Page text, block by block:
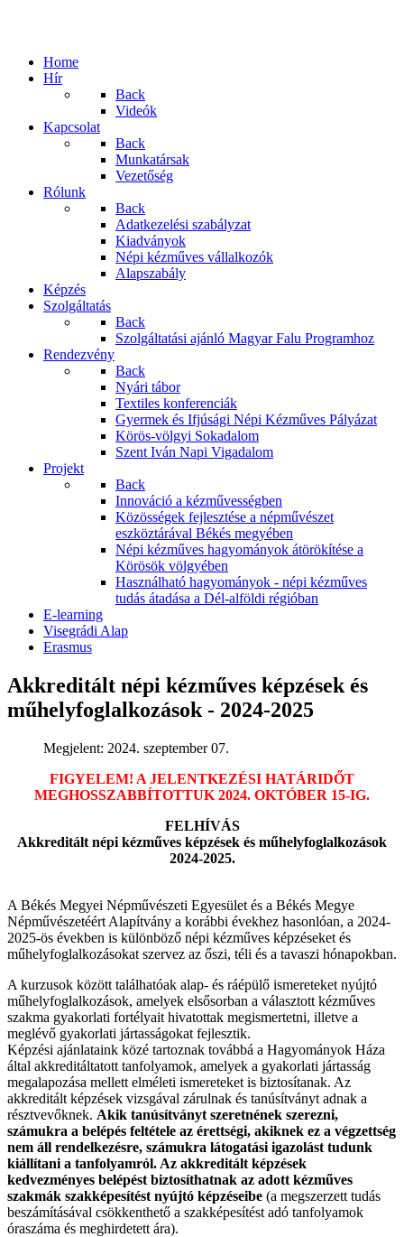
Home
Hír
Back
Videók
Kapcsolat
Back
Munkatársak
Vezetőség
Rólunk
Back
Adatkezelési szabályzat
Kiadványok
Népi kézműves vállalkozók
Alapszabály
Képzés
Szolgáltatás
Back
Szolgáltatási ajánló Magyar Falu Programhoz
Rendezvény
Back
Nyári tábor
Textiles konferenciák
Gyermek és Ifjúsági Népi Kézműves Pályázat
Körös-völgyi Sokadalom
Szent Iván Napi Vigadalom
Projekt
Back
Innováció a kézművességben
Közösségek fejlesztése a népművészet
eszköztárával Békés megyében
Népi kézműves hagyományok átörökítése a
Körösök völgyében
Használható hagyományok - népi kézműves
tudás átadása a Dél-alföldi régióban
E-learning
Visegrádi Alap
Erasmus
Akkreditált népi kézműves képzések és
műhelyfoglalkozások - 2024-2025
Megjelent: 2024. szeptember 07.
FIGYELEM! A JELENTKEZÉSI HATÁRIDŐT
MEGHOSSZABBÍTOTTUK 2024. OKTÓBER 15-IG.
FELHÍVÁS
Akkreditált népi kézműves képzések és műhelyfoglalkozások
2024-2025.
A Békés Megyei Népművészeti Egyesület és a Békés Megye
Népművészetéért Alapítvány a korábbi évekhez hasonlóan, a 2024-
2025-ös években is különböző népi kézműves képzéseket és
műhelyfoglalkozásokat szervez az őszi, téli és a tavaszi hónapokban.
A kurzusok között találhatóak alap- és ráépülő ismereteket nyújtó
műhelyfoglalkozások, amelyek elsősorban a választott kézműves
szakma gyakorlati fortélyait hivatottak megismertetni, illetve a
meglévő gyakorlati jártasságokat fejlesztik.
Képzési ajánlataink közé tartoznak továbbá a Hagyományok Háza
által akkreditáltatott tanfolyamok, amelyek a gyakorlati jártasság
megalapozása mellett elméleti ismereteket is biztosítanak. Az
akkreditált képzések vizsgával zárulnak és tanúsítványt adnak a
résztvevőknek. Akik tanúsítványt szeretnének szerezni,
számukra a belépés feltétele az érettségi, akiknek ez a végzettség
nem áll rendelkezésre, számukra látogatási igazolást tudunk
kiállítani a tanfolyamról. Az akkreditált képzések
kedvezményes belépést biztosíthatnak az adott kézműves
szakmák szakképesítést nyújtó képzéseibe (a megszerzett tudás
beszámításával csökkenthető a szakképesítést adó tanfolyamok
óraszáma és meghirdetett ára).